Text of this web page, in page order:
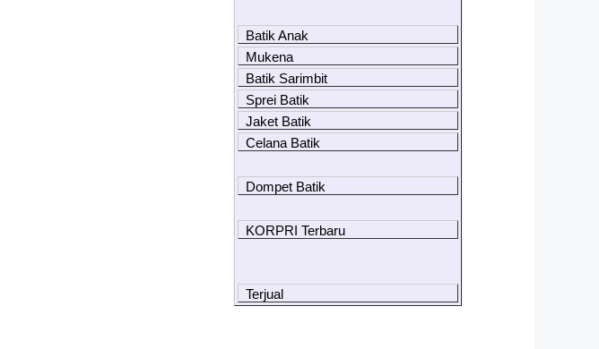
Batik Anak
Mukena
Batik Sarimbit
Sprei Batik
Jaket Batik
Celana Batik
Dompet Batik
KORPRI Terbaru
Terjual